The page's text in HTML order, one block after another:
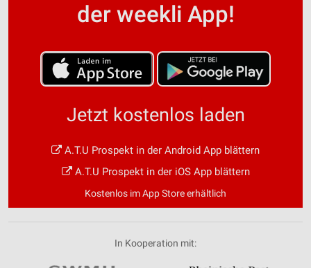
der weekli App!
Jetzt kostenlos laden
A.T.U Prospekt in der Android App blättern
A.T.U Prospekt in der iOS App blättern
Kostenlos im App Store erhältlich
In Kooperation mit: